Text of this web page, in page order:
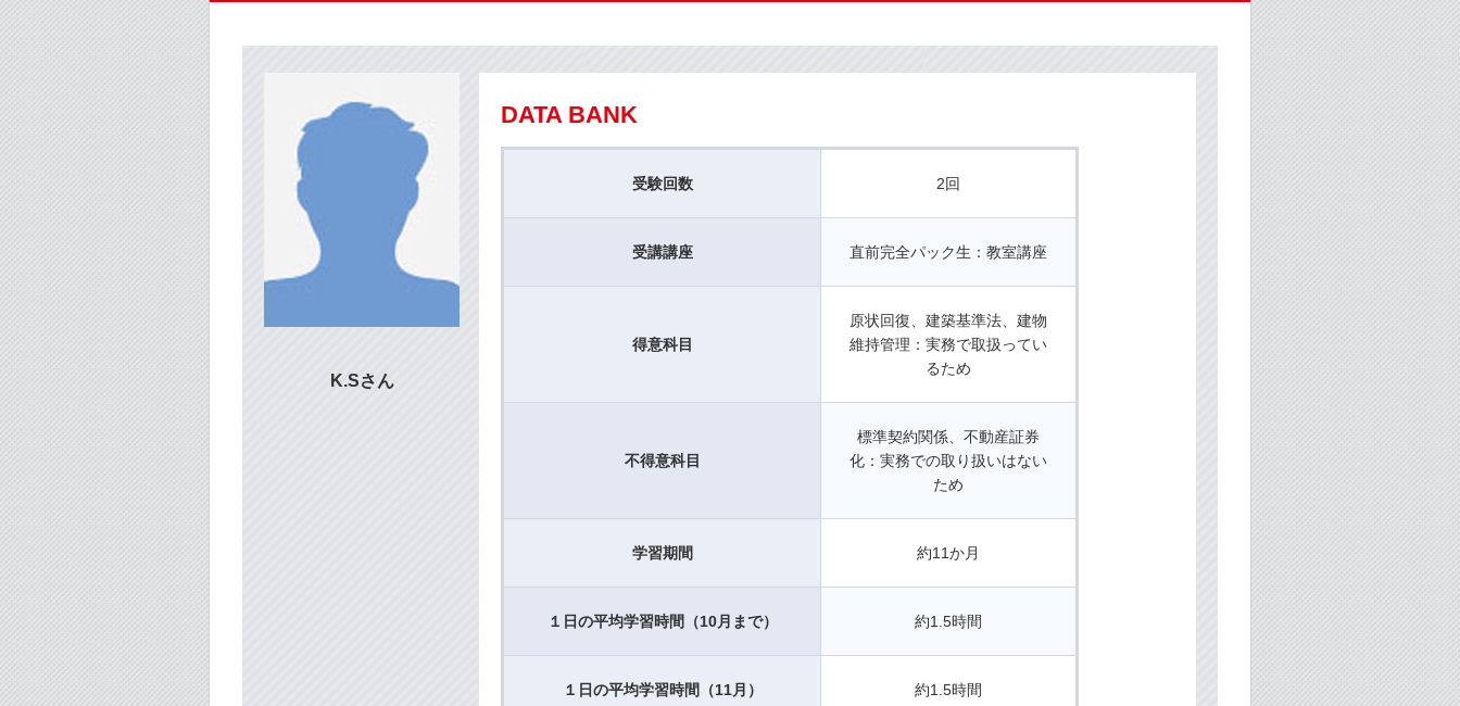
K.Sさん
DATA BANK
受験回数 2回
受講講座 直前完全パック生：教室講座
得意科目
原状回復、建築基準法、建物
維持管理：実務で取扱ってい
るため
不得意科目
標準契約関係、不動産証券
化：実務での取り扱いはない
ため
学習期間 約11か月
１日の平均学習時間（10月まで） 約1.5時間
１日の平均学習時間（11月） 約1.5時間